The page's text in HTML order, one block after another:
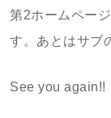
第2ホームペー
す。あとはサブ
See you again!!